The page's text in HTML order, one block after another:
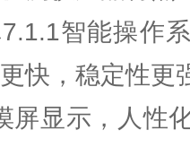
智能操作
快，稳定性更
屏显示，人性